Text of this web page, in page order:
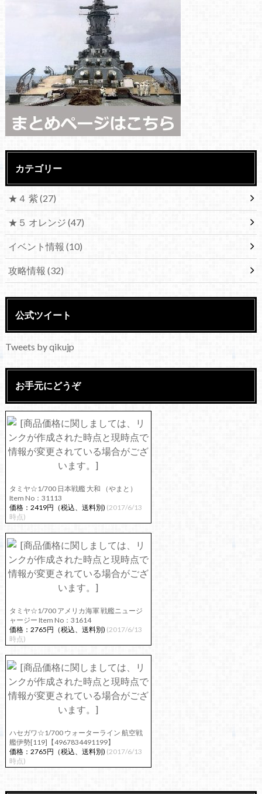
カテゴリー
★４ 紫(27)
★５ オレンジ (47)
イベント情報 (10)
攻略情報 (32)
公式ツイート
Tweets by qikujp
お手元にどうぞ
タミヤ☆1/700 日本戦艦 大和 （やまと）
Item No：31113
価格：2419円（税込、送料別) (2017/6/13
時点)
タミヤ☆1/700 アメリカ海軍 戦艦ニュージ
ャージー Item No：31614
価格：2765円（税込、送料別) (2017/6/13
時点)
ハセガワ☆1/700 ウォーターライン 航空戦
艦伊勢[119]【4967834491199】
価格：2765円（税込、送料別) (2017/6/13
時点)